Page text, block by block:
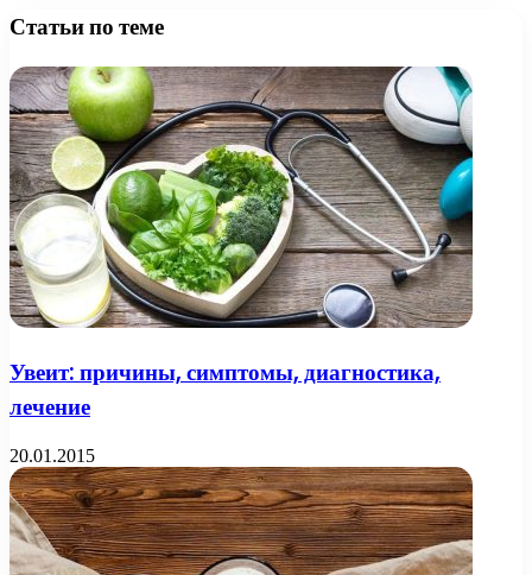
Статьи по теме
Увеит: причины, симптомы, диагностика,
лечение
20.01.2015